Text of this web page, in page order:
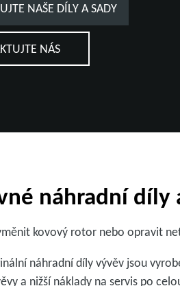
NAŠE DÍLY A SADY
NÁS
náhradní díly
kovový rotor nebo opravit
náhradní díly vývěv jsou
a nižší náklady na servis po